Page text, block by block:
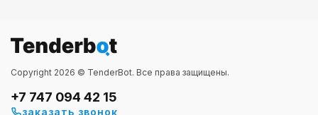
Copyright 2026 © TenderBot. Все права защищены.
+7 747 094 42 15
заказать звонок